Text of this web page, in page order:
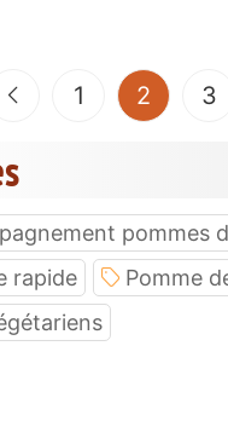
1 2 3
pommes
rapide
Pomme